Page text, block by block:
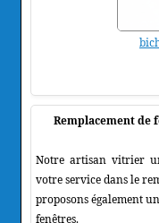
Remplacement de
Notre artisan vitrier
votre service dans le
proposons également
fenêtres.